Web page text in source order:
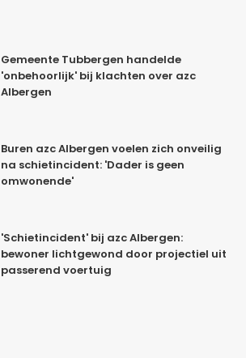
Gemeente Tubbergen handelde
'onbehoorlijk' bij klachten over azc
Albergen
Buren azc Albergen voelen zich onveilig
na schietincident: 'Dader is geen
omwonende'
'Schietincident' bij azc Albergen:
bewoner lichtgewond door projectiel uit
passerend voertuig